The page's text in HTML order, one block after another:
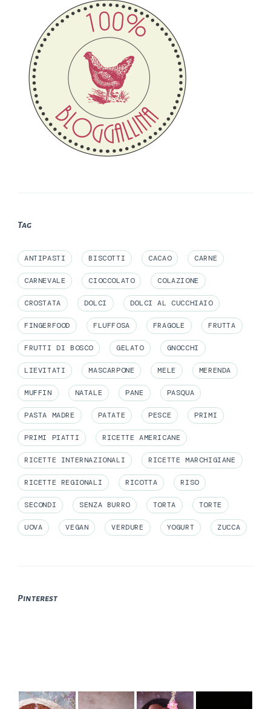
Tag
ANTIPASTI BISCOTTI CACAO CARNE
CARNEVALE CIOCCOLATO COLAZIONE
CROSTATA DOLCI DOLCI AL CUCCHIAIO
FINGERFOOD FLUFFOSA FRAGOLE FRUTTA
FRUTTI DI BOSCO GELATO GNOCCHI
LIEVITATI MASCARPONE MELE MERENDA
MUFFIN NATALE PANE PASQUA
PASTA MADRE PATATE PESCE PRIMI
PRIMI PIATTI RICETTE AMERICANE
RICETTE INTERNAZIONALI RICETTE MARCHIGIANE
RICETTE REGIONALI RICOTTA RISO
SECONDI SENZA BURRO TORTA TORTE
UOVA VEGAN VERDURE YOGURT ZUCCA
Pinterest